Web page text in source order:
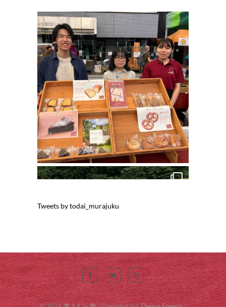
Tweets by todai_murajuku